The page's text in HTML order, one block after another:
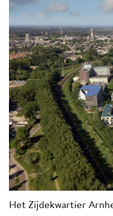
Het Zijdekwartier